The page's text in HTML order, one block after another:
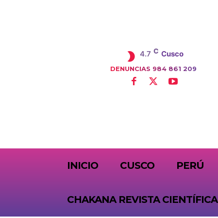
4.7 C Cusco
DENUNCIAS 984 861 209
INICIO CUSCO PERÚ
CHAKANA REVISTA CIENTÍFICA